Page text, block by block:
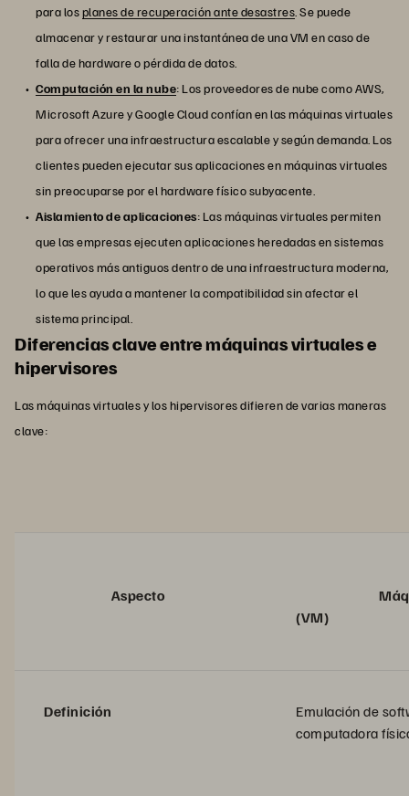
para losplanes de recuperación ante desastres. Se puede
almacenar y restaurar una instantánea de una VM en caso de
falla de hardware o pérdida de datos.
Computación en la nube: Los proveedores de nube como AWS,
Microsoft Azure y Google Cloud confían en las máquinas virtuales
para ofrecer una infraestructura escalable y según demanda. Los
clientes pueden ejecutar sus aplicaciones en máquinas virtuales
sin preocuparse por el hardware físico subyacente.
Aislamiento de aplicaciones: Las máquinas virtuales permiten
que las empresas ejecuten aplicaciones heredadas en sistemas
operativos más antiguos dentro de una infraestructura moderna,
lo que les ayuda a mantener la compatibilidad sin afectar el
sistema principal.
Diferencias clave entre máquinas virtuales e
hipervisores
Las máquinas virtuales y los hipervisores difieren de varias maneras
clave:
Aspecto
(VM)
Definición
Emulación de
computadora